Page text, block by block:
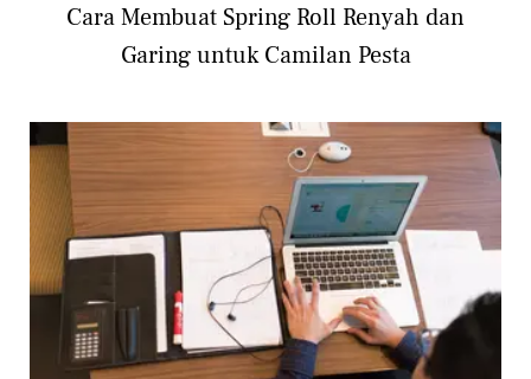
Cara Membuat Spring Roll Renyah dan
Garing untuk Camilan Pesta